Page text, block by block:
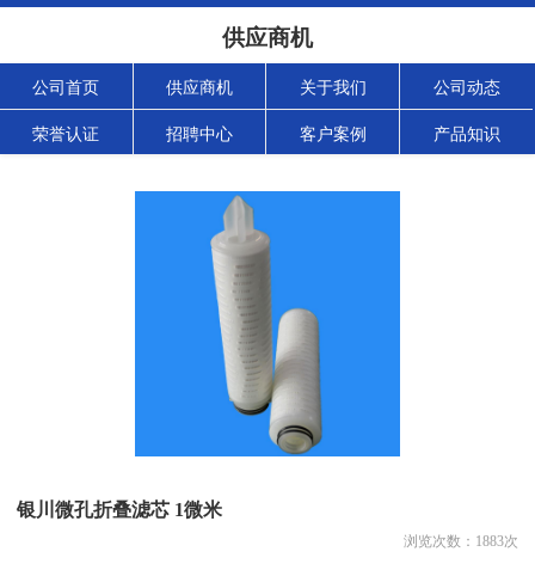
供应商机
公司首页 供应商机 关于我们 公司动态
荣誉认证 招聘中心 客户案例 产品知识
银川微孔折叠滤芯 1微米
浏览次数： 1883次